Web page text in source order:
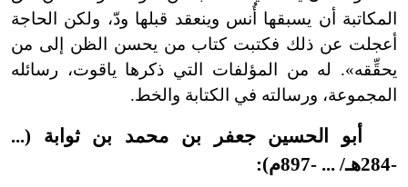
المكاتبة أن يسبقها أُنس وينعقد قبلها ودّ، ولكن الحاجة
أعجلت عن ذلك فكتبت كتاب من يحسن الظن إلى من
يحقِّقه». له من المؤلفات التي ذكرها ياقوت، رسائله
المجموعة، ورسالته في الكتابة والخط.
أبو الحسين جعفر بن محمد بن ثوابة (...
-284هـ/ ... -897م):